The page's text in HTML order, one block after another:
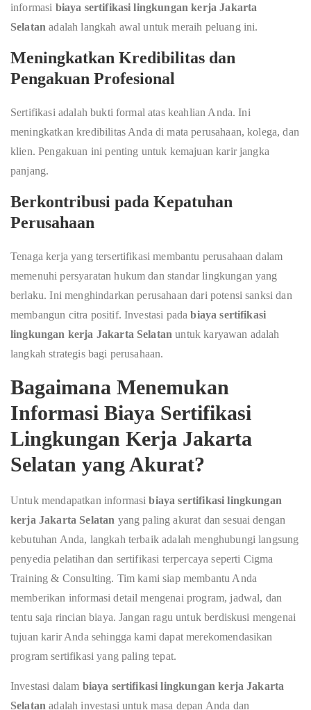
informasi biaya sertifikasi lingkungan kerja Jakarta
Selatan adalah langkah awal untuk meraih peluang ini.
Meningkatkan Kredibilitas dan
Pengakuan Profesional
Sertifikasi adalah bukti formal atas keahlian Anda. Ini
meningkatkan kredibilitas Anda di mata perusahaan, kolega, dan
klien. Pengakuan ini penting untuk kemajuan karir jangka
panjang.
Berkontribusi pada Kepatuhan
Perusahaan
Tenaga kerja yang tersertifikasi membantu perusahaan dalam
memenuhi persyaratan hukum dan standar lingkungan yang
berlaku. Ini menghindarkan perusahaan dari potensi sanksi dan
membangun citra positif. Investasi padabiaya sertifikasi
lingkungan kerja Jakarta Selatan untuk karyawan adalah
langkah strategis bagi perusahaan.
Bagaimana Menemukan
Informasi Biaya Sertifikasi
Lingkungan Kerja Jakarta
Selatan yang Akurat?
Untuk mendapatkan informasibiaya sertifikasi lingkungan
kerja Jakarta Selatan yang paling akurat dan sesuai dengan
kebutuhan Anda, langkah terbaik adalah menghubungi langsung
penyedia pelatihan dan sertifikasi terpercaya seperti Cigma
Training & Consulting. Tim kami siap membantu Anda
memberikan informasi detail mengenai program, jadwal, dan
tentu saja rincian biaya. Jangan ragu untuk berdiskusi mengenai
tujuan karir Anda sehingga kami dapat merekomendasikan
program sertifikasi yang paling tepat.
Investasi dalam biaya sertifikasi lingkungan kerja Jakarta
Selatan adalah investasi untuk masa depan Anda dan